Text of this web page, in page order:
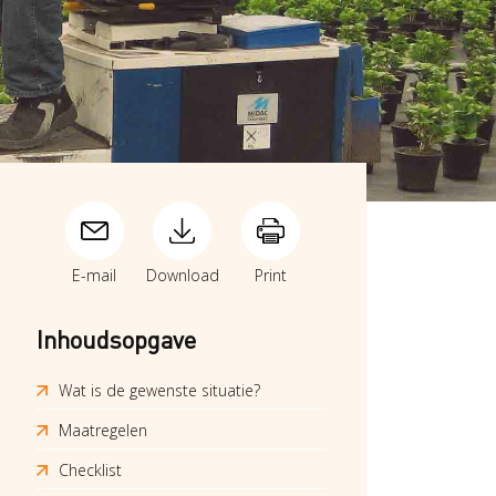
E-mail Download Print
Inhoudsopgave
Wat is de gewenste situatie?
Maatregelen
Checklist